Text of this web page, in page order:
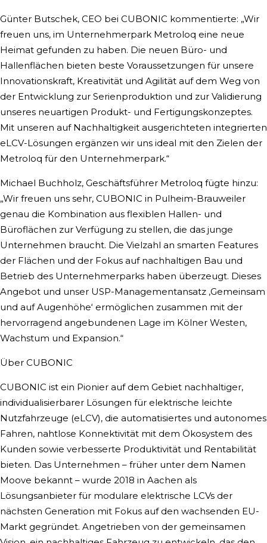
Günter Butschek, CEO bei CUBONIC kommentierte: „Wir
freuen uns, im Unternehmerpark Metroloq eine neue
Heimat gefunden zu haben. Die neuen Büro- und
Hallenflächen bieten beste Voraussetzungen für unsere
Innovationskraft, Kreativität und Agilität auf dem Weg von
der Entwicklung zur Serienproduktion und zur Validierung
unseres neuartigen Produkt- und Fertigungskonzeptes.
Mit unseren auf Nachhaltigkeit ausgerichteten integrierten
eLCV-Lösungen ergänzen wir uns ideal mit den Zielen der
Metroloq für den Unternehmerpark.“
Michael Buchholz, Geschäftsführer Metroloq fügte hinzu:
„Wir freuen uns sehr, CUBONIC in Pulheim-Brauweiler
genau die Kombination aus flexiblen Hallen- und
Büroflächen zur Verfügung zu stellen, die das junge
Unternehmen braucht. Die Vielzahl an smarten Features
der Flächen und der Fokus auf nachhaltigen Bau und
Betrieb des Unternehmerparks haben überzeugt. Dieses
Angebot und unser USP-Managementansatz ‚Gemeinsam
und auf Augenhöhe‘ ermöglichen zusammen mit der
hervorragend angebundenen Lage im Kölner Westen,
Wachstum und Expansion.“
Über CUBONIC
CUBONIC ist ein Pionier auf dem Gebiet nachhaltiger,
individualisierbarer Lösungen für elektrische leichte
Nutzfahrzeuge (eLCV), die automatisiertes und autonomes
Fahren, nahtlose Konnektivität mit dem Ökosystem des
Kunden sowie verbesserte Produktivität und Rentabilität
bieten. Das Unternehmen – früher unter dem Namen
Moove bekannt – wurde 2018 in Aachen als
Lösungsanbieter für modulare elektrische LCVs der
nächsten Generation mit Fokus auf den wachsenden EU-
Markt gegründet. Angetrieben von der gemeinsamen